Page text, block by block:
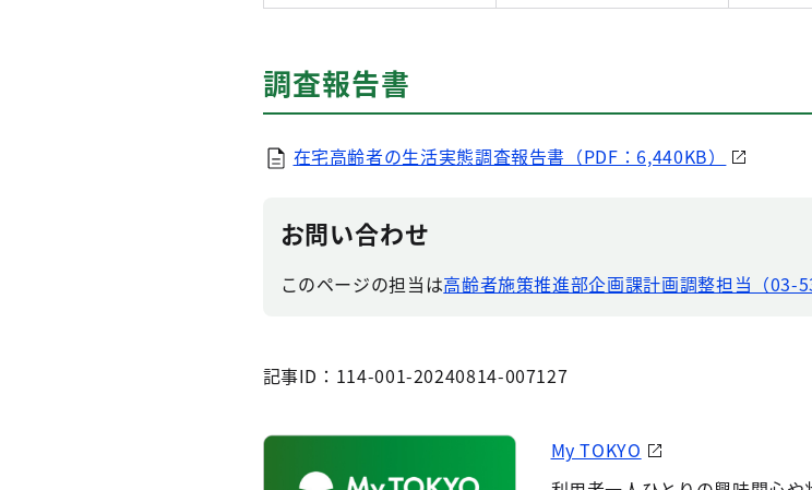
調査報告書
在宅高齢者の生活実態調査報告書（PDF：6,440KB）
お問い合わせ
このページの担当は高齢者施策推進部企画課計画調整担当（03-
記事ID：114-001-20240814-007127
My TOKYO